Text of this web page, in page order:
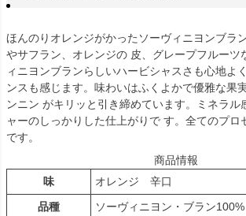
ほんのりオレンジがかったソーヴィニヨンブラ
やサフラン、オレンジの 皮、グレープフルーツ
ィニヨンブランらしいハービシャスさも心地よ
ンスも感じます。味わいはふくよかで優雅な果
ンニン がキリッと引き締めています。ミネラル
ャーのしっかりした仕上がりで す。全てのプロ
です。
商品情報
味
オレンジ 辛口
品種
ソーヴィニヨン・ブラン100%